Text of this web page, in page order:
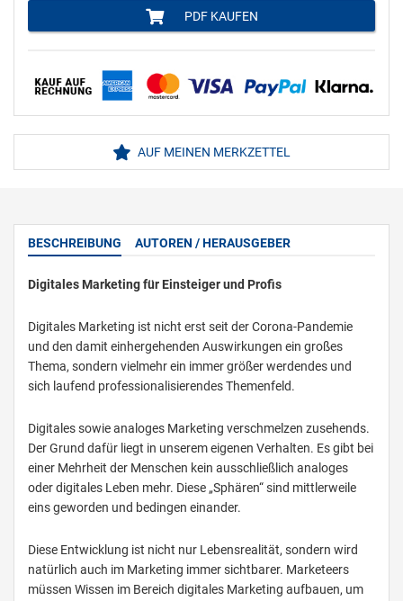
PDF KAUFEN
AUF MEINEN MERKZETTEL
BESCHREIBUNG AUTOREN / HERAUSGEBER
Digitales Marketing für Einsteiger und Profis
Digitales Marketing ist nicht erst seit der Corona-Pandemie
und den damit einhergehenden Auswirkungen ein großes
Thema, sondern vielmehr ein immer größer werdendes und
sich laufend professionalisierendes Themenfeld.
Digitales sowie analoges Marketing verschmelzen zusehends.
Der Grund dafür liegt in unserem eigenen Verhalten. Es gibt bei
einer Mehrheit der Menschen kein ausschließlich analoges
oder digitales Leben mehr. Diese „Sphären“ sind mittlerweile
eins geworden und bedingen einander.
Diese Entwicklung ist nicht nur Lebensrealität, sondern wird
natürlich auch im Marketing immer sichtbarer. Marketeers
müssen Wissen im Bereich digitales Marketing aufbauen, um